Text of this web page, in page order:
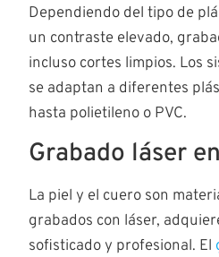
Dependiendo del tipo de
un contraste elevado,
incluso cortes limpios. Los
se adaptan a diferentes
hasta polietileno o PVC.
Grabado láser
La piel y el cuero son
grabados con láser,
sofisticado y profesional. El